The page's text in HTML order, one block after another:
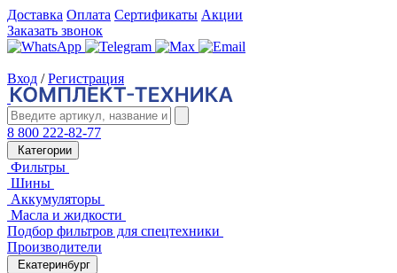
Доставка Оплата Сертификаты Акции
Заказать звонок
Вход / Регистрация
8 800 222-82-77
Категории
Фильтры
Шины
Аккумуляторы
Масла и жидкости
Подбор фильтров для спецтехники
Производители
Екатеринбург